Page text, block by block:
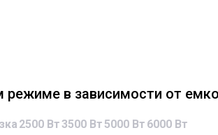
в зависимости от
2500 Вт3500 Вт 5000 Вт 6000 Вт